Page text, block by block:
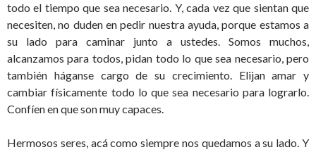
todo el tiempo que sea necesario. Y, cada vez que sientan que
necesiten, no duden en pedir nuestra ayuda, porque estamos a
su lado para caminar junto a ustedes. Somos muchos,
alcanzamos para todos, pidan todo lo que sea necesario, pero
también háganse cargo de su crecimiento. Elijan amar y
cambiar físicamente todo lo que sea necesario para lograrlo.
Confíen en que son muy capaces.
Hermosos seres, acá como siempre nos quedamos a su lado. Y